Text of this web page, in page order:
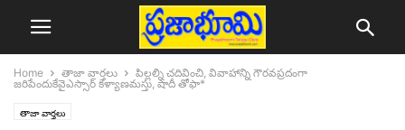
Home తాజా వార్తలు
పిల్ల‌ల్ని చ‌దివించి, వివాహాన్ని గౌర‌వ‌ప్ర‌దంగా
జ‌రిపేందుకేవైఎస్సార్ క‌ళ్యాణ‌మ‌స్తు, షాదీ తోఫా*
తాజా వార్తలు